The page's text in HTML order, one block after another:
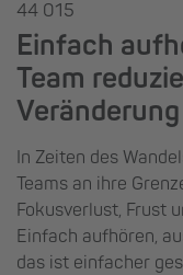
44 015
Einfach
Team
In Zeiten des
Teams an ihre
Fokusverlust, Frust
Einfach aufhören,
das ist einfacher